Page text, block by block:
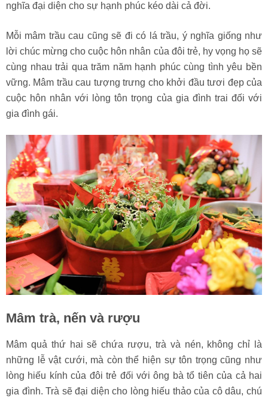
nghĩa đại diện cho sự hạnh phúc kéo dài cả đời.
Mỗi mâm trầu cau cũng sẽ đi có lá trầu, ý nghĩa giống như
lời chúc mừng cho cuộc hôn nhân của đôi trẻ, hy vọng họ sẽ
cùng nhau trải qua trăm năm hạnh phúc cùng tình yêu bền
vững. Mâm trầu cau tượng trưng cho khởi đầu tươi đẹp của
cuộc hôn nhân với lòng tôn trọng của gia đình trai đối với
gia đình gái.
Mâm trà, nến và rượu
Mâm quả thứ hai sẽ chứa rượu, trà và nén, không chỉ là
những lễ vật cưới, mà còn thể hiện sự tôn trọng cũng như
lòng hiếu kính của đôi trẻ đối với ông bà tổ tiên của cả hai
gia đình. Trà sẽ đại diện cho lòng hiếu thảo của cô dâu, chú